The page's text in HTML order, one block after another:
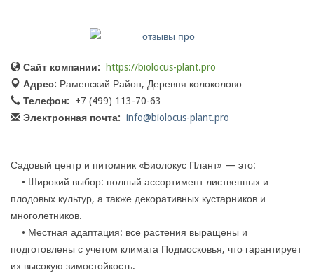
Сайт компании:
https://biolocus-plant.pro
Адрес: Раменский Район, Деревня колоколово
Телефон:
+7 (499) 113-70-63
Электронная почта: info@biolocus-plant.pro
Садовый центр и питомник «Биолокус Плант» — это:
• Широкий выбор: полный ассортимент лиственных и
плодовых культур, а также декоративных кустарников и
многолетников.
• Местная адаптация: все растения выращены и
подготовлены с учетом климата Подмосковья, что гарантирует
их высокую зимостойкость.